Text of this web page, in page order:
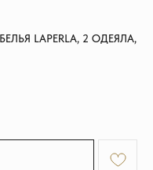
LAPERLA, 2 ОДЕЯЛА,